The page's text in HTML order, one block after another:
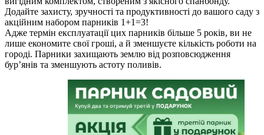
Додайте захисту, зручності та продуктивності до вашого саду з
акційним набором парників 1+1=3!
Адже термін експлуатації цих парників більше 5 років, ви не
лише економите свої гроші, а й зменшуєте кількість роботи на
городі. Парники захищають землю від розповсюдження
бур’янів та зменшують астоту поливів.